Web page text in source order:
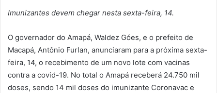
Imunizantes devem chegar nesta sexta-feira, 14.
O governador do Amapá, Waldez Góes, e o prefeito de
Macapá, Antônio Furlan, anunciaram para a próxima sexta-
feira, 14, o recebimento de um novo lote com vacinas
contra a covid-19. No total o Amapá receberá 24.750 mil
doses, sendo 14 mil doses do imunizante Coronavac e